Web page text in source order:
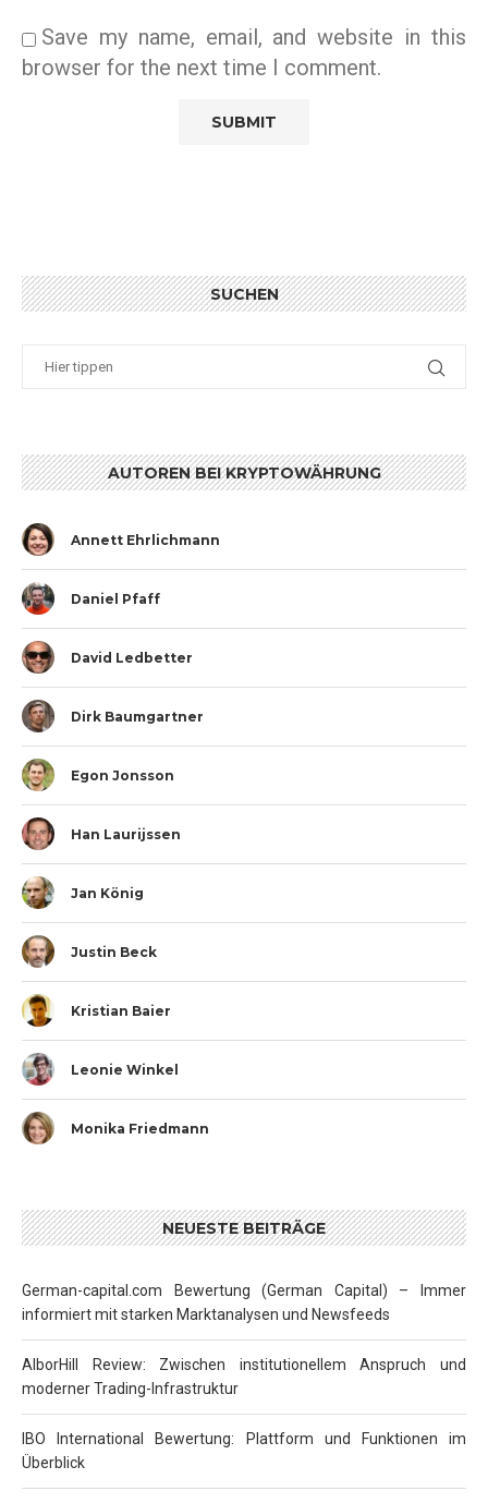
Save my name, email, and website in this
browser for the next time I comment.
SUCHEN
AUTOREN BEI KRYPTOWÄHRUNG
Annett Ehrlichmann
Daniel Pfaff
David Ledbetter
Dirk Baumgartner
Egon Jonsson
Han Laurijssen
Jan König
Justin Beck
Kristian Baier
Leonie Winkel
Monika Friedmann
NEUESTE BEITRÄGE
German-capital.com Bewertung (German Capital) – Immer
informiert mit starken Marktanalysen und Newsfeeds
AlborHill Review: Zwischen institutionellem Anspruch und
moderner Trading-Infrastruktur
IBO International Bewertung: Plattform und Funktionen im
Überblick